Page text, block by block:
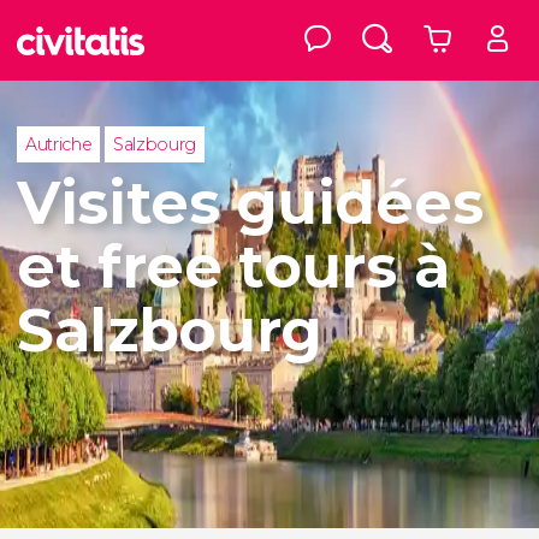
Autriche Salzbourg
Visites guidées
et free tours à
Salzbourg